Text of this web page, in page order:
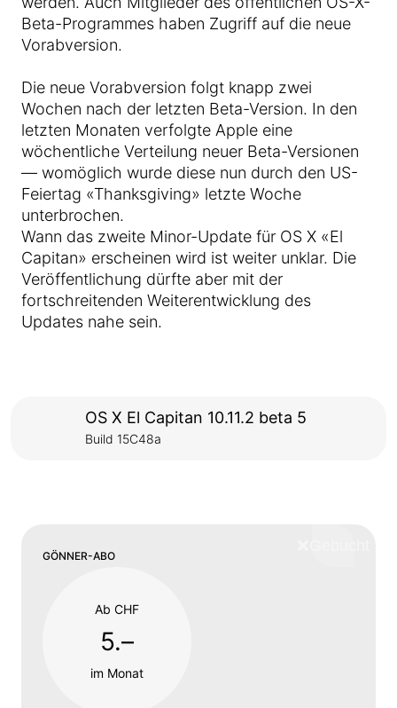
Beta-Programmes haben Zugriff auf die neue
Vorabversion.
Die neue Vorabversion folgt knapp zwei
Wochen nach der letzten Beta-Version. In den
letzten Monaten verfolgte Apple eine
wöchentliche Verteilung neuer Beta-Versionen
— womöglich wurde diese nun durch den US-
Feiertag «Thanksgiving» letzte Woche
unterbrochen.
Wann das zweite Minor-Update für OS X «El
Capitan» erscheinen wird ist weiter unklar. Die
Veröffentlichung dürfte aber mit der
fortschreitenden Weiterentwicklung des
Updates nahe sein.
OS X El Capitan 10.11.2 beta 5
Build 15C48a
GÖNNER-ABO
Ab CHF
5.–
im Monat